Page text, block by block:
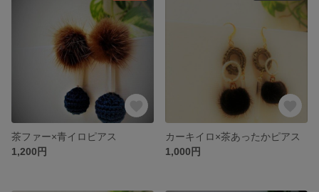
茶ファー×青イロピアス
1,200円
カーキイロ×茶あったかピアス
1,000円